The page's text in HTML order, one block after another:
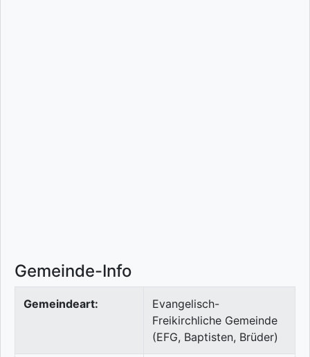
Gemeinde-Info
Gemeindeart:
Evangelisch-
Freikirchliche Gemeinde
(EFG, Baptisten, Brüder)